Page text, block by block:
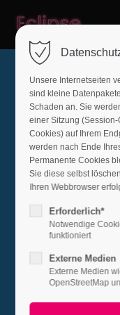
Login
Benutzername
Passwort
Register | Lost your
Support
You do not have
Unsere Internetseiten
sind kleine
Schaden an. Sie
einer Sitzung
Cookies) auf Ihrem
werden nach Ende
Permanente Cookies
Sie diese selbst
Ihren Webbrowser
Erforderlich*
Notwendige
funktioniert
Externe Medien
Externe Medien
OpenStreetMap